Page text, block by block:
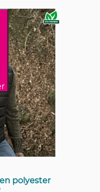
polyester